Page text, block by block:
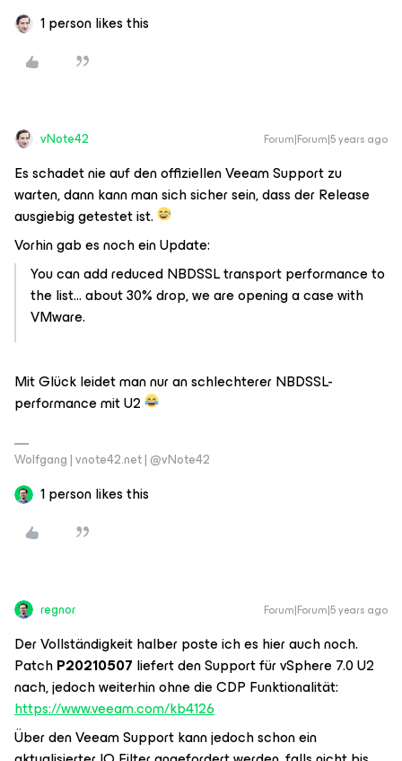
1 person likes this
vNote42 Forum|Forum|5 years ago
Es schadet nie auf den offiziellen Veeam Support zu
warten, dann kann man sich sicher sein, dass der Release
ausgiebig getestet ist.
Vorhin gab es noch ein Update:
You can add reduced NBDSSL transport performance to
the list... about 30% drop, we are opening a case with
VMware.
Mit Glück leidet man nur an schlechterer NBDSSL-
performance mit U2
Wolfgang | vnote42.net | @vNote42
1 person likes this
regnor Forum|Forum|5 years ago
Der Vollständigkeit halber poste ich es hier auch noch.
PatchP20210507 liefert den Support für vSphere 7.0 U2
nach, jedoch weiterhin ohne die CDP Funktionalität:
https://www.veeam.com/kb4126
Über den Veeam Support kann jedoch schon ein